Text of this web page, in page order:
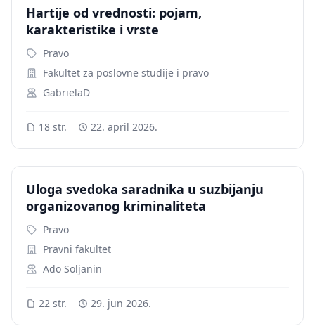
Hartije od vrednosti: pojam,
karakteristike i vrste
Pravo
Fakultet za poslovne studije i pravo
GabrielaD
18 str. 22. april 2026.
Uloga svedoka saradnika u suzbijanju
organizovanog kriminaliteta
Pravo
Pravni fakultet
Ado Soljanin
22 str. 29. jun 2026.